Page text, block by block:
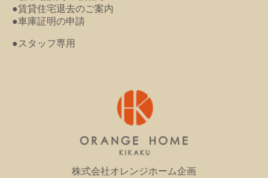
●賃貸住宅退去のご案内
●車庫証明の申請
●スタッフ専用
株式会社オレンジホーム企画